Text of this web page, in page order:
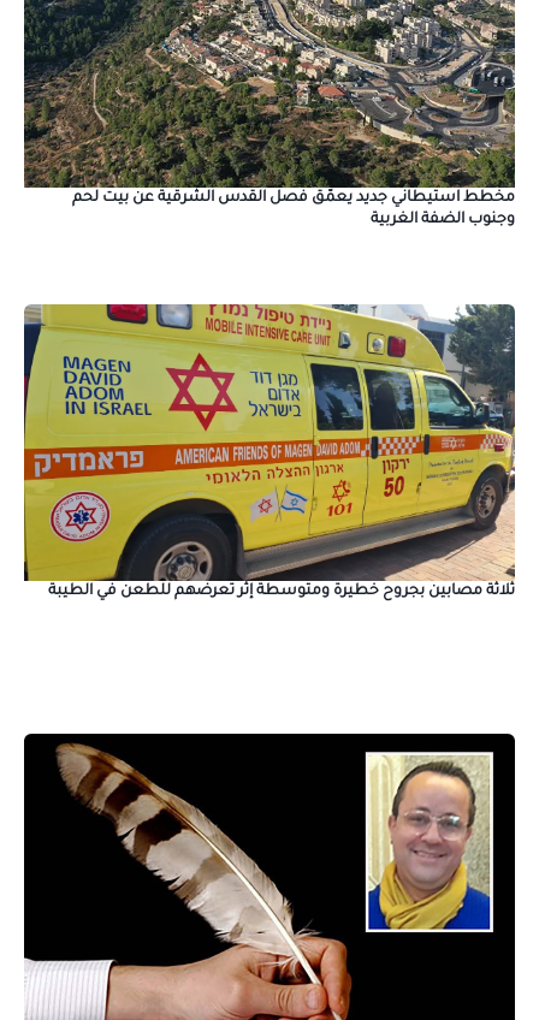
مخطط استيطاني جديد يعمّق فصل القدس الشرقية عن بيت لحم
وجنوب الضفة الغربية
ثلاثة مصابين بجروح خطيرة ومتوسطة إثر تعرضهم للطعن في الطيبة